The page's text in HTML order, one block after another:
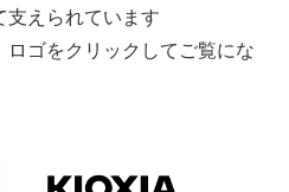
支えられています
ロゴをクリックしてご覧にな